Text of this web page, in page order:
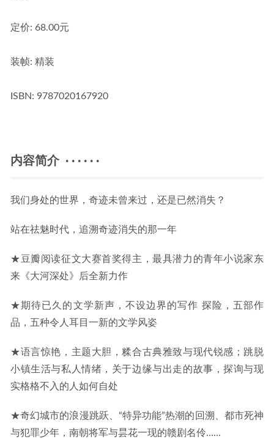
定价: 68.00元
装帧: 精装
ISBN: 9787020167920
内容简介 · · · · · ·
我们身处的世界，奇迹未曾来过，还是已然消失？
站在祛魅时代，追溯奇迹消失的那一年
★豆瓣阅读征文大赛首奖得主，最具潜力的青年小说家东
来《大河深处》后全新力作
★期待已久的文学新声，不设边界的写作 探险，五部作
品，五种令人耳目一新的文学风姿
★语言惊艳，主题大胆，糅合古典雅致与现代锐感；跳脱
小镇生活与私人情绪，关于边缘与出走的故事，探询与现
实格格不入的人如何自处
★奇幻城市的浪漫跳跃、“特异功能”热潮的回溯、都市死神
与犯罪少年，南朝将军与昙花一现的赣剧名伶……